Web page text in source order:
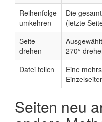
Reihenfolge
umkehren
Die
(letzte
Seite
drehen
270°
Datei teilen
Eine
Seiten neu